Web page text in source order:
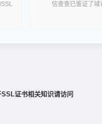
信查查已鉴证了域
证书相关知识请访问